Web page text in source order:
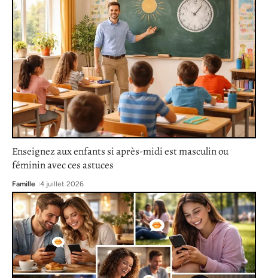
Enseignez aux enfants si après-midi est masculin ou
féminin avec ces astuces
Famille 4 juillet 2026